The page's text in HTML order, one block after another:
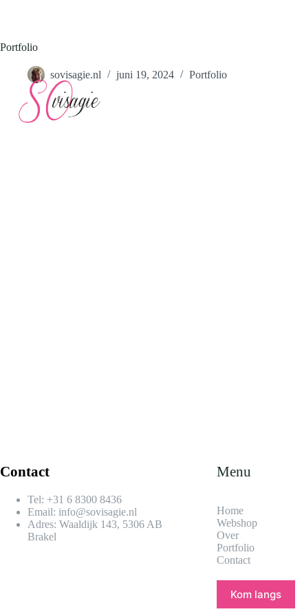
inhoud
Portfolio
sovisagie.nl juni 19, 2024 Portfolio
Contact
Tel: +31 6 8300 8436​
Email: info@sovisagie.nl
Adres: Waaldijk 143, 5306 AB
Brakel
Menu
Home
Webshop
Over
Portfolio
Contact
Kom langs